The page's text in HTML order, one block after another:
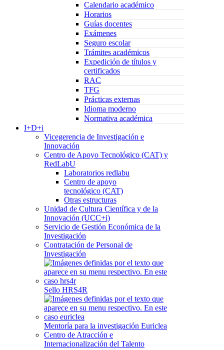
Calendario académico
Horarios
Guías docentes
Exámenes
Seguro escolar
Trámites académicos
Expedición de títulos y
certificados
RAC
TFG
Prácticas externas
Idioma moderno
Normativa académica
I+D+i
Vicegerencia de Investigación e
Innovación
Centro de Apoyo Tecnológico (CAT) y
RedLabU
Laboratorios redlabu
Centro de apoyo
tecnológico (CAT)
Otras estructuras
Unidad de Cultura Científica y de la
Innovación (UCC+i)
Servicio de Gestión Económica de la
Investigación
Contratación de Personal de
Investigación
Sello HRS4R
Mentoría para la investigación Euriclea
Centro de Atracción e
Internacionalización del Talento